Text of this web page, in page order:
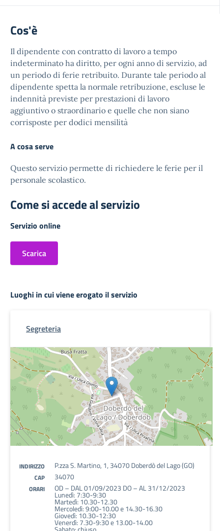
Cos'è
Il dipendente con contratto di lavoro a tempo
indeterminato ha diritto, per ogni anno di servizio, ad
un periodo di ferie retribuito. Durante tale periodo al
dipendente spetta la normale retribuzione, escluse le
indennità previste per prestazioni di lavoro
aggiuntivo o straordinario e quelle che non siano
corrisposte per dodici mensilità
A cosa serve
Questo servizio permette di richiedere le ferie per il
personale scolastico.
Come si accede al servizio
Servizio online
Scarica
Luoghi in cui viene erogato il servizio
Segreteria
INDIRIZZO P.zza S. Martino, 1, 34070 Doberdò del Lago (GO)
CAP 34070
ORARI OD – DAL 01/09/2023 DO – AL 31/12/2023
Lunedì: 7:30-9:30
Martedì: 10.30-12.30
Mercoledì: 9:00-10.00 e 14.30-16.30
Giovedì: 10.30-12:30
Venerdì: 7.30-9:30 e 13.00-14.00